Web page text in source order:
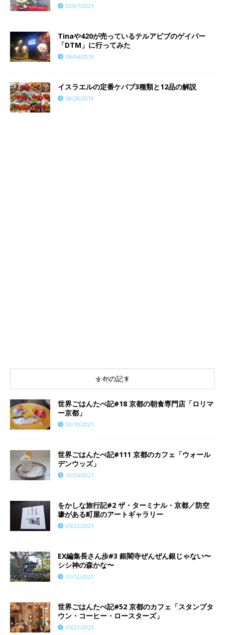
02/07/2021
Tinaや420が売っているテルアビブのゲイバー
「DTM」に行ってみた
08/04/2019
イスラエルの定番ケバブ3種類と12品の解説
08/28/2019
京都の記事
世界ごはんたべ記#18 京都の朝食専門店「ロリマ
ー京都」
03/10/2021
世界ごはんたべ記#111 京都のカフェ「ウォール
デンウッズ」
10/26/2021
をかしな旅行記#2 ザ・ターミナル・京都／防空
壕がある町屋のアートギャラリー
05/22/2021
EX編集長さん歩#3 銀閣寺ぜんぜん銀じゃない〜
シシ神の森かな〜
03/12/2021
世界ごはんたべ記#52 京都のカフェ「スタンプタ
ウン・コーヒー・ロースターズ」
05/21/2021